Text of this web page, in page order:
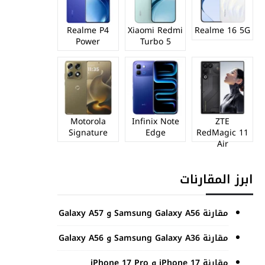
Realme 16 5G
Xiaomi Redmi
Turbo 5
Realme P4
Power
ZTE
RedMagic 11
Air
Infinix Note
Edge
Motorola
Signature
ابرز المقارنات
مقارنة Samsung Galaxy A56 و Galaxy A57
مقارنة Samsung Galaxy A36 و Galaxy A56